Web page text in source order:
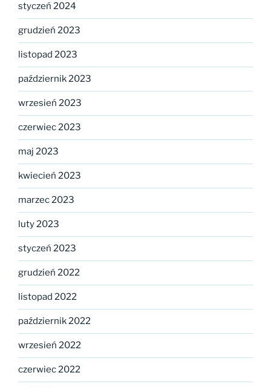
styczeń 2024
grudzień 2023
listopad 2023
październik 2023
wrzesień 2023
czerwiec 2023
maj 2023
kwiecień 2023
marzec 2023
luty 2023
styczeń 2023
grudzień 2022
listopad 2022
październik 2022
wrzesień 2022
czerwiec 2022